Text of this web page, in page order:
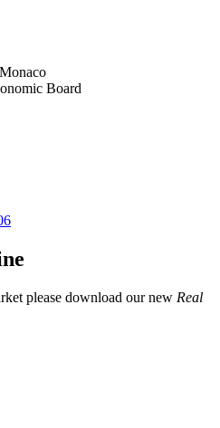
please download our new Real